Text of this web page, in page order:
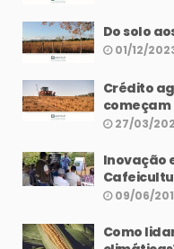
Do solo
01/12/
Crédito
começam
27/03/
Inovação
09/06/
Como